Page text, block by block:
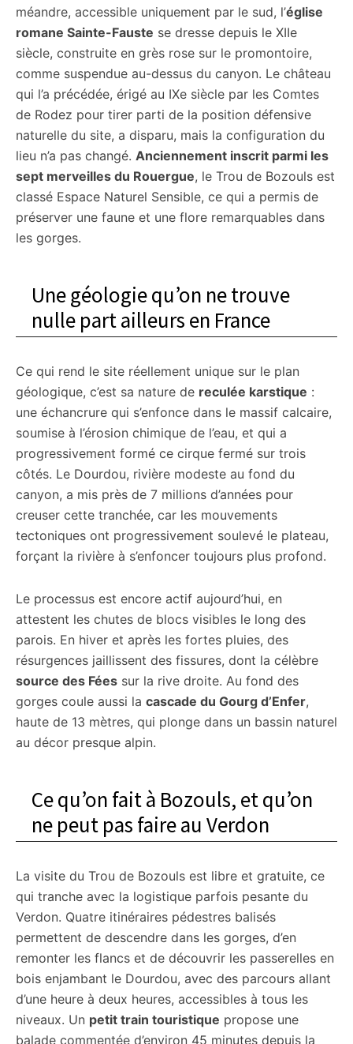
méandre, accessible uniquement par le sud, l’église
romane Sainte-Fauste se dresse depuis le XIIe
siècle, construite en grès rose sur le promontoire,
comme suspendue au-dessus du canyon. Le château
qui l’a précédée, érigé au IXe siècle par les Comtes
de Rodez pour tirer parti de la position défensive
naturelle du site, a disparu, mais la configuration du
lieu n’a pas changé. Anciennement inscrit parmi les
sept merveilles du Rouergue, le Trou de Bozouls est
classé Espace Naturel Sensible, ce qui a permis de
préserver une faune et une flore remarquables dans
les gorges.
Une géologie qu’on ne trouve
nulle part ailleurs en France
Ce qui rend le site réellement unique sur le plan
géologique, c’est sa nature de reculée karstique :
une échancrure qui s’enfonce dans le massif calcaire,
soumise à l’érosion chimique de l’eau, et qui a
progressivement formé ce cirque fermé sur trois
côtés. Le Dourdou, rivière modeste au fond du
canyon, a mis près de 7 millions d’années pour
creuser cette tranchée, car les mouvements
tectoniques ont progressivement soulevé le plateau,
forçant la rivière à s’enfoncer toujours plus profond.
Le processus est encore actif aujourd’hui, en
attestent les chutes de blocs visibles le long des
parois. En hiver et après les fortes pluies, des
résurgences jaillissent des fissures, dont la célèbre
source des Fées sur la rive droite. Au fond des
gorges coule aussi la cascade du Gourg d’Enfer,
haute de 13 mètres, qui plonge dans un bassin naturel
au décor presque alpin.
Ce qu’on fait à Bozouls, et qu’on
ne peut pas faire au Verdon
La visite du Trou de Bozouls est libre et gratuite, ce
qui tranche avec la logistique parfois pesante du
Verdon. Quatre itinéraires pédestres balisés
permettent de descendre dans les gorges, d’en
remonter les flancs et de découvrir les passerelles en
bois enjambant le Dourdou, avec des parcours allant
d’une heure à deux heures, accessibles à tous les
niveaux. Un petit train touristique propose une
balade commentée d’environ 45 minutes depuis la